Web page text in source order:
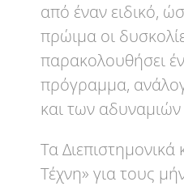
από έναν ειδικό,
πρώιμα οι
παρακολουθήσει
πρόγραμμα,
και των αδυναμιών
Τα
Τέχνη» για τους